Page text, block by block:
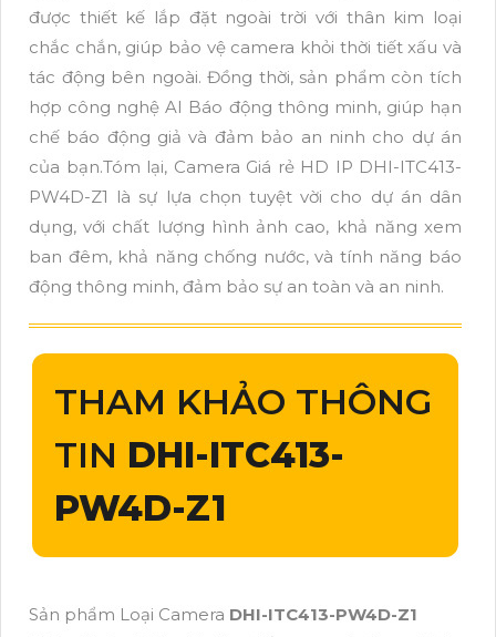
được thiết kế lắp đặt ngoài trời với thân kim loại
chắc chắn, giúp bảo vệ camera khỏi thời tiết xấu và
tác động bên ngoài. Đồng thời, sản phẩm còn tích
hợp công nghệ AI Báo động thông minh, giúp hạn
chế báo động giả và đảm bảo an ninh cho dự án
của bạn.Tóm lại, Camera Giá rẻ HD IP DHI-ITC413-
PW4D-Z1 là sự lựa chọn tuyệt vời cho dự án dân
dụng, với chất lượng hình ảnh cao, khả năng xem
ban đêm, khả năng chống nước, và tính năng báo
động thông minh, đảm bảo sự an toàn và an ninh.
THAM KHẢO THÔNG
TIN DHI-ITC413-
PW4D-Z1
Sản phẩm Loại Camera DHI-ITC413-PW4D-Z1